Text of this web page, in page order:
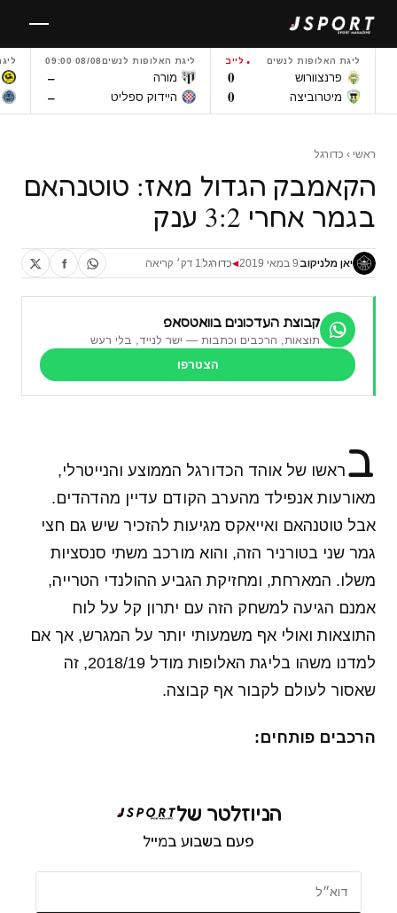
לתוכן
ליגת האלופות לנשים לייב
פרנצוורוש 0
מיטרוביצה 0
ליגת האלופות לנשים08/08 09:00
מורה –
היידוק ספליט –
ראשי › כדורגל
הקאמבק הגדול מאז: טוטנהאם
בגמר אחרי 3:2 ענק
יאן מלניקוב 9 במאי 2019 ◀כדורגל 1 דק׳ קריאה
קבוצת העדכונים בוואטסאפ
תוצאות, הרכבים וכתבות — ישר לנייד, בלי רעש
הצטרפו
ב ראשו של אוהד הכדורגל הממוצע והנייטרלי,
מאורעות אנפילד מהערב הקודם עדיין מהדהדים.
אבל טוטנהאם ואייאקס מגיעות להזכיר שיש גם חצי
גמר שני בטורניר הזה, והוא מורכב משתי סנסציות
משלו. המארחת, ומחזיקת הגביע ההולנדי הטרייה,
אמנם הגיעה למשחק הזה עם יתרון קל על לוח
התוצאות ואולי אף משמעותי יותר על המגרש, אך אם
למדנו משהו בליגת האלופות מודל 2018/19, זה
שאסור לעולם לקבור אף קבוצה.
הרכבים פותחים:
הניוזלטר של
פעם בשבוע במייל